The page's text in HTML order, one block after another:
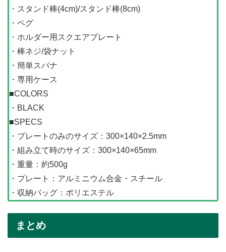
・スタンド棒(4cm)/スタンド棒(8cm)
・ペグ
・ホルダー用スクエアプレート
・棒ネジ/袋ナット
・簡単スパナ
・専用ケース
■COLORS
・BLACK
■SPECS
・プレートのみのサイズ：300×140×2.5mm
・組み立て時のサイズ：300×140×65mm
・重量：約500g
・プレート：アルミニウム合金・スチール
・収納バッグ：ポリエステル
まとめ